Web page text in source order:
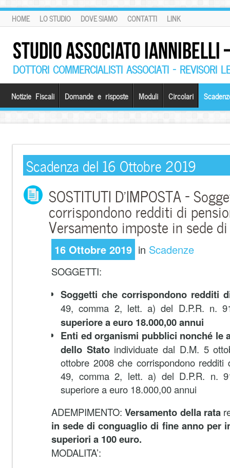
HOME LO STUDIO DOVE SIAMO CONTATTI LINK
STUDIO ASSOCIATO
DOTTORI COMMERCIALISTI ASSOCIATI – REVISORI
Notizie Fiscali Domande e risposte Moduli Circolari
Scadenza del 16 Ottobre 2019
SOSTITUTI D’IMPOSTA –
corrispondono redditi di
Versamento imposte in sede
16 Ottobre 2019 in Scadenze
SOGGETTI:
Soggetti che corrispondono redditi
49, comma 2, lett. a) del D.P.R. n.
superiore a euro 18.000,00 annui
Enti ed organismi pubblici nonché le
dello Statoindividuate dal D.M. 5
ottobre 2008 che corrispondono
49, comma 2, lett. a) del D.P.R. n.
superiore a euro 18.000,00 annui
ADEMPIMENTO:Versamento della rata
in sede di conguaglio di fine anno per
superiori a 100 euro.
MODALITA’: